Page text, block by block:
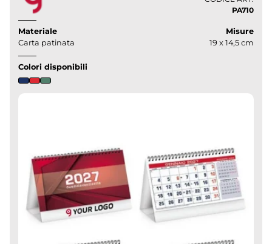
PA710
Materiale
Carta patinata
Misure
19 x 14,5 cm
Colori disponibili